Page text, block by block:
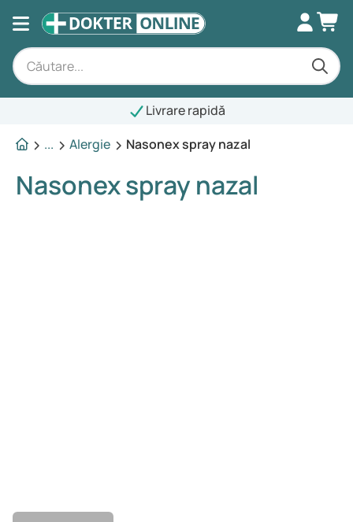
Livrare rapidă
...
Alergie Nasonex spray nazal
Nasonex spray nazal